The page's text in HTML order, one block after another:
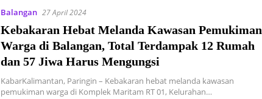
Balangan 27 April 2024
Kebakaran Hebat Melanda Kawasan Pemukiman
Warga di Balangan, Total Terdampak 12 Rumah
dan 57 Jiwa Harus Mengungsi
KabarKalimantan, Paringin – Kebakaran hebat melanda kawasan
pemukiman warga di Komplek Maritam RT 01, Kelurahan…